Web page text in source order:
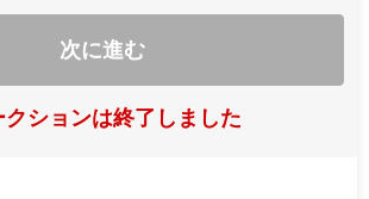
次に進む
クションは終了しました